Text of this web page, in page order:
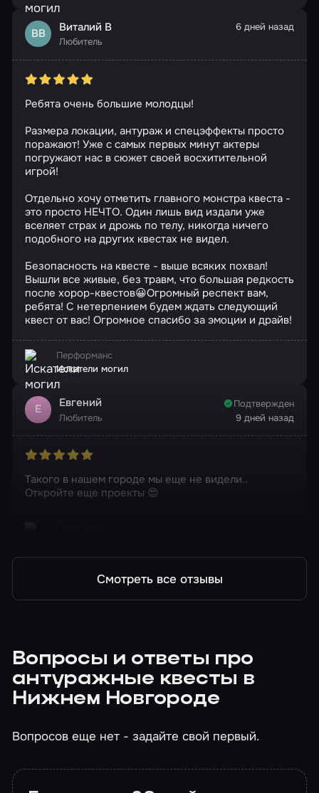
ВВ Виталий В
Любитель
6 дней назад
Ребята очень большие молодцы!
Размера локации, антураж и спецэффекты просто
поражают! Уже с самых первых минут актеры
погружают нас в сюжет своей восхитительной
игрой!
Отдельно хочу отметить главного монстра квеста -
это просто НЕЧТО. Один лишь вид издали уже
вселяет страх и дрожь по телу, никогда ничего
подобного на других квестах не видел.
Безопасность на квесте - выше всяких похвал!
Вышли все живые, без травм, что большая редкость
после хорор-квестов😀Огромный респект вам,
ребята! С нетерпением будем ждать следующий
квест от вас! Огромное спасибо за эмоции и драйв!
Перформанс
Искатели могил
Е Евгений
Любитель
Подтвержден
9 дней назад
Такого в нашем городе мы еще не видели..
Откройте еще проекты 😍
Смотреть все отзывы
Вопросы и ответы про
антуражные квесты в
Нижнем Новгороде
Вопросов еще нет - задайте свой первый.